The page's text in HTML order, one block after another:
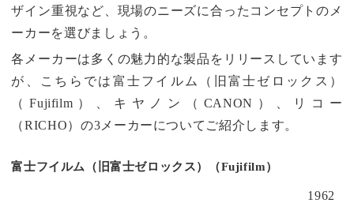
ザイン重視など、現場のニーズに合ったコンセプトのメ
ーカーを選びましょう。
各メーカーは多くの魅力的な製品をリリースしています
が、こちらでは富士フイルム（旧富士ゼロックス）
（Fujifilm）、キヤノン（CANON）、リコー
（RICHO）の3メーカーについてご紹介します。
富士フイルム（旧富士ゼロックス）（Fujifilm）
1962